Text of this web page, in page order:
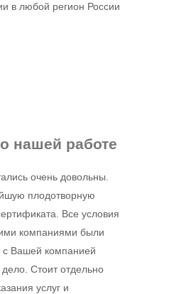
в любой регион России
о нашей работе
очень довольны.
плодотворную
Все условия
компаниями были
Вашей компанией
Стоит отдельно
услуг и